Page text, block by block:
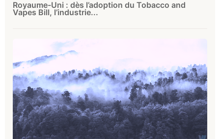
Royaume-Uni : dès l’adoption du Tobacco and
Vapes Bill, l’industrie...